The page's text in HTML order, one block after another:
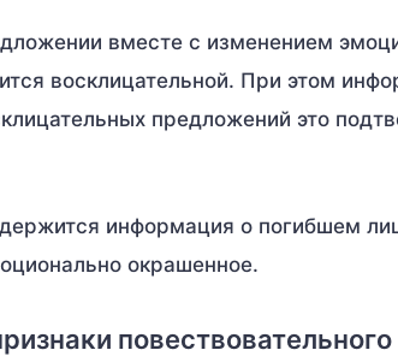
вместе с изменением
восклицательной. При этом
предложений это
информация о погибшем
окрашенное.